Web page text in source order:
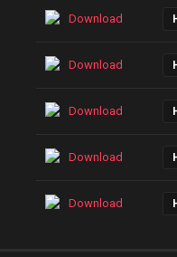
Download
Download
Download
Download
Download